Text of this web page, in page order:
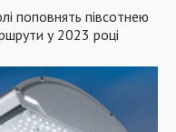
поповнять півсотнею
у 2023 році